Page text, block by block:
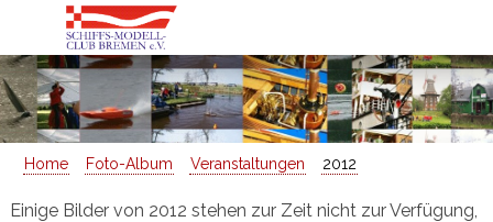
Home Foto-Album Veranstaltungen 2012
Einige Bilder von 2012 stehen zur Zeit nicht zur Verfügung,